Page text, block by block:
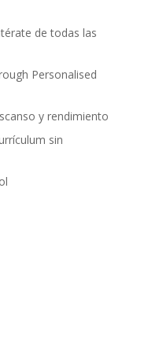
de todas las
Personalised
y rendimiento
sin